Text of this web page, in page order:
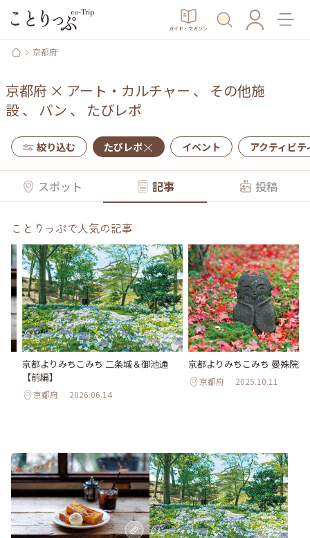
ガイド・マガジン
京都府
京都府 × アート・カルチャー 、 その他施
設、 パン 、 たびレポ
絞り込む たびレポ イベント アクティビテ
スポット 記事 投稿
ことりっぷで人気の記事
京都よりみちこみち 二条城＆御池通
【前編】
京都府 2026.06.14
京都よりみちこみち 曼殊院
京都府 2025.10.11